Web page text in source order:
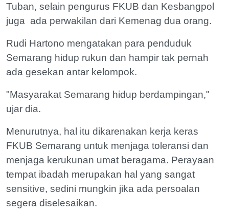
Tuban, selain pengurus FKUB dan Kesbangpol
juga ada perwakilan dari Kemenag dua orang.
Rudi Hartono mengatakan para penduduk
Semarang hidup rukun dan hampir tak pernah
ada gesekan antar kelompok.
"Masyarakat Semarang hidup berdampingan,"
ujar dia.
Menurutnya, hal itu dikarenakan kerja keras
FKUB Semarang untuk menjaga toleransi dan
menjaga kerukunan umat beragama. Perayaan
tempat ibadah merupakan hal yang sangat
sensitive, sedini mungkin jika ada persoalan
segera diselesaikan.